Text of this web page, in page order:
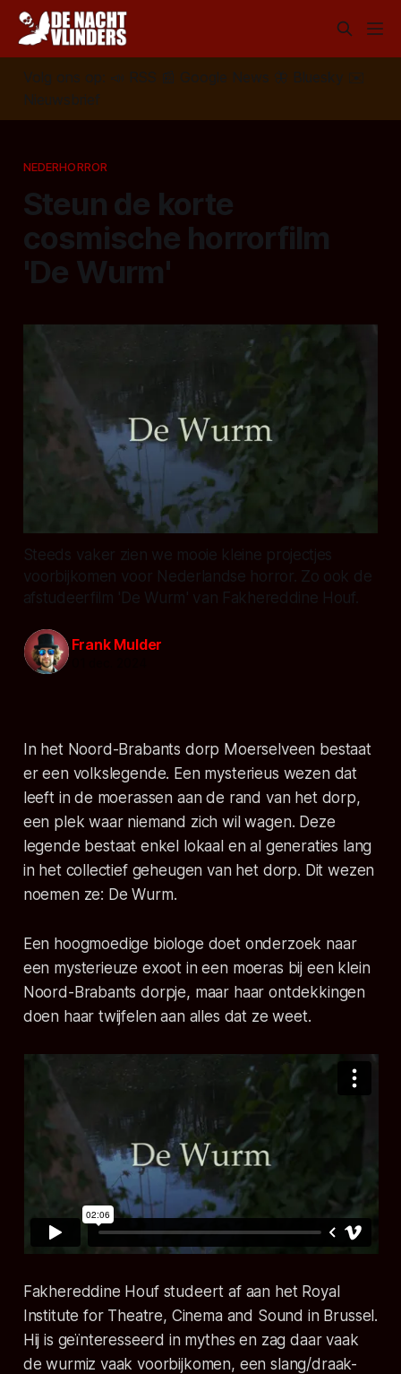
Volg ons op: 📣 RSS 📰 Google News 🦋 Bluesky
✉️
Nieuwsbrief
NEDERHORROR
Steun de korte
cosmische horrorfilm
'De Wurm'
Steeds vaker zien we mooie kleine projectjes
voorbijkomen voor Nederlandse horror. Zo ook de
afstudeerfilm 'De Wurm' van Fakhereddine Houf.
Frank Mulder
In het Noord-Brabants dorp Moerselveen bestaat
er een volkslegende. Een mysterieus wezen dat
leeft in de moerassen aan de rand van het dorp,
een plek waar niemand zich wil wagen. Deze
legende bestaat enkel lokaal en al generaties lang
in het collectief geheugen van het dorp. Dit wezen
noemen ze: De Wurm.
Een hoogmoedige biologe doet onderzoek naar
een mysterieuze exoot in een moeras bij een klein
Noord-Brabants dorpje, maar haar ontdekkingen
doen haar twijfelen aan alles dat ze weet.
Fakhereddine Houf studeert af aan het Royal
Institute for Theatre, Cinema and Sound in Brussel.
Hij is geïnteresseerd in mythes en zag daar vaak
de wurmiz vaak voorbijkomen, een slang/draak-